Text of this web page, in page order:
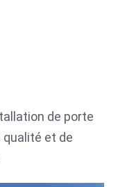
de porte
qualité et de